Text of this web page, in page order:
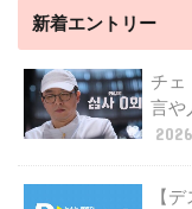
新着エントリー
チェ
言や
【